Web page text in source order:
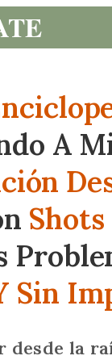
A
Sin
desde la